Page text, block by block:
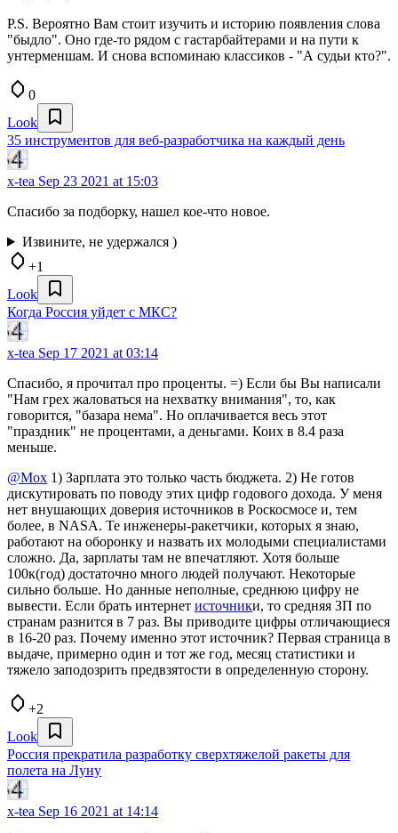
P.S. Вероятно Вам стоит изучить и историю появления слова
"быдло". Оно где-то рядом с гастарбайтерами и на пути к
унтерменшам. И снова вспоминаю классиков - "А судьи кто?".
0
Look
35 инструментов для веб-разработчика на каждый день
x-tea Sep 23 2021 at 15:03
Спасибо за подборку, нашел кое-что новое.
Извините, не удержался )
+1
Look
Когда Россия уйдет с МКС?
x-tea Sep 17 2021 at 03:14
Спасибо, я прочитал про проценты. =) Если бы Вы написали
"Нам грех жаловаться на нехватку внимания", то, как
говорится, "базара нема". Но оплачивается весь этот
"праздник" не процентами, а деньгами. Коих в 8.4 раза
меньше.
@Mox 1) Зарплата это только часть бюджета. 2) Не готов
дискутировать по поводу этих цифр годового дохода. У меня
нет внушающих доверия источников в Роскосмосе и, тем
более, в NASA. Те инженеры-ракетчики, которых я знаю,
работают на оборонку и назвать их молодыми специалистами
сложно. Да, зарплаты там не впечатляют. Хотя больше
100к(год) достаточно много людей получают. Некоторые
сильно больше. Но данные неполные, среднюю цифру не
вывести. Если брать интернет источники, то средняя ЗП по
странам разнится в 7 раз. Вы приводите цифры отличающиеся
в 16-20 раз. Почему именно этот источник? Первая страница в
выдаче, примерно один и тот же год, месяц статистики и
тяжело заподозрить предвзятости в определенную сторону.
+2
Look
Россия прекратила разработку сверхтяжелой ракеты для
полета на Луну
x-tea Sep 16 2021 at 14:14